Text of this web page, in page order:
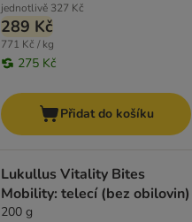
jednotlivě 327 Kč
289 Kč
771 Kč / kg
275 Kč
Přidat do košíku
Lukullus Vitality Bites
Mobility: telecí (bez obilovin)
200 g